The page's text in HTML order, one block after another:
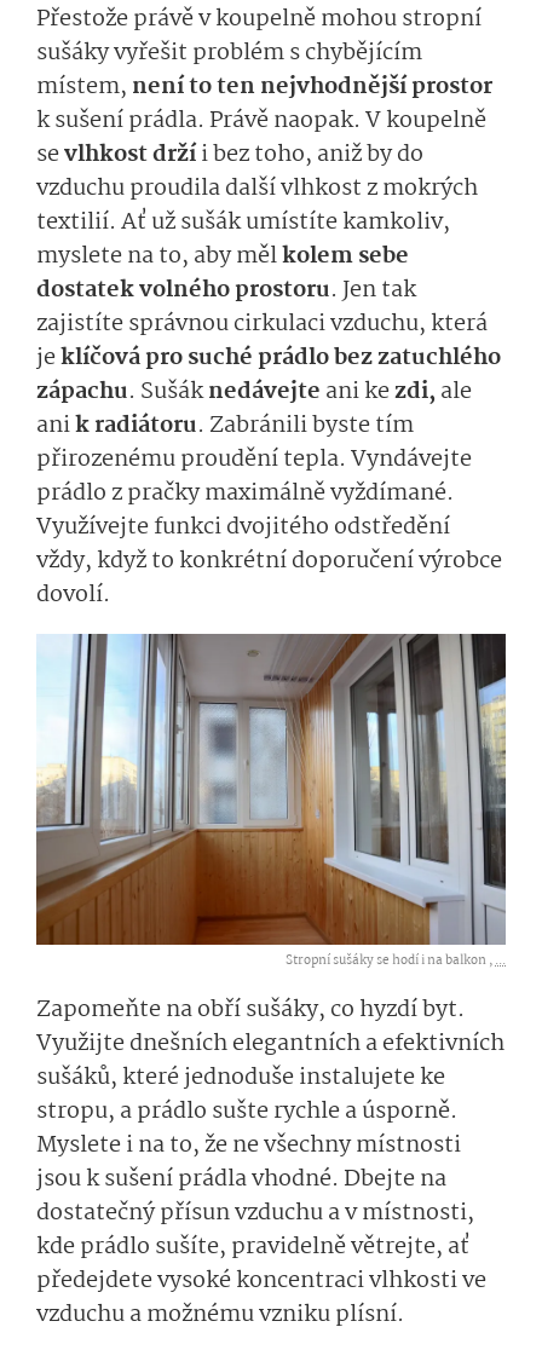
Přestože právě v koupelně mohou stropní
sušáky vyřešit problém s chybějícím
místem, není to ten nejvhodnější prostor
k sušení prádla. Právě naopak. V koupelně
sevlhkost držíi bez toho, aniž by do
vzduchu proudila další vlhkost z mokrých
textilií. Ať už sušák umístíte kamkoliv,
myslete na to, aby mělkolem sebe
dostatek volného prostoru. Jen tak
zajistíte správnou cirkulaci vzduchu, která
jeklíčová pro suché prádlo bez zatuchlého
zápachu. Sušáknedávejte ani kezdi,ale
anik radiátoru. Zabránili byste tím
přirozenému proudění tepla. Vyndávejte
prádlo z pračky maximálně vyždímané.
Využívejte funkci dvojitého odstředění
vždy, když to konkrétní doporučení výrobce
dovolí.
Stropní sušáky se hodí i na balkon ,...
Zapomeňte na obří sušáky, co hyzdí byt.
Využijte dnešních elegantních a efektivních
sušáků, které jednoduše instalujete ke
stropu, a prádlo sušte rychle a úsporně.
Myslete i na to, že ne všechny místnosti
jsou k sušení prádla vhodné. Dbejte na
dostatečný přísun vzduchu a v místnosti,
kde prádlo sušíte, pravidelně větrejte, ať
předejdete vysoké koncentraci vlhkosti ve
vzduchu a možnému vzniku plísní.